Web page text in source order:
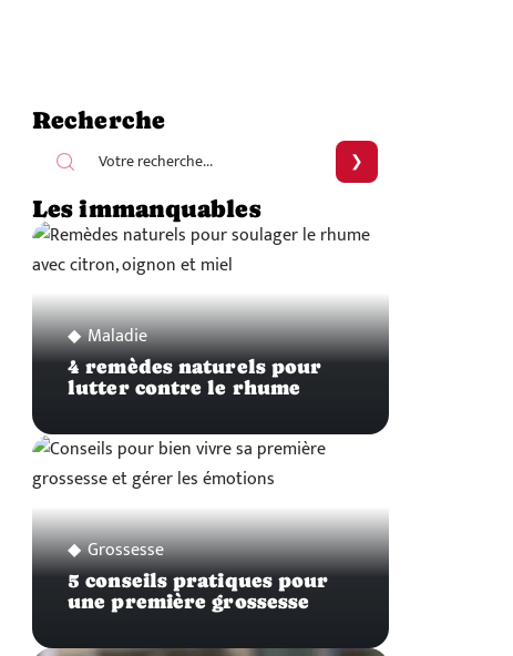
Recherche
Les immanquables
Maladie
4 remèdes naturels pour
lutter contre le rhume
Grossesse
5 conseils pratiques pour
une première grossesse